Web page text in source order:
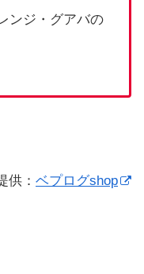
ンジ・グアバの
供： ベプログshop